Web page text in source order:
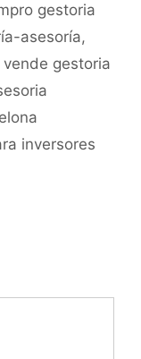
gestoria
asesoría,
vende gestoria
inversores